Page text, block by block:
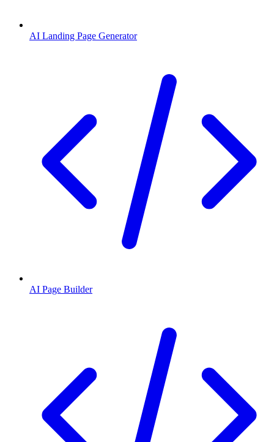
AI Landing Page Generator
AI Page Builder